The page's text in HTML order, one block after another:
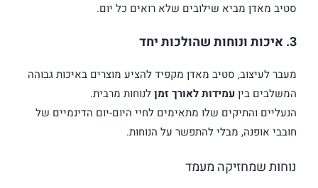
סטיב מאדן מביא שילובים שלא רואים כל יום.
3. איכות ונוחות שהולכות יחד
מעבר לעיצוב, סטיב מאדן מקפיד להציע מוצרים באיכות גבוהה
המשלבים ביןעמידות לאורך זמןלנוחות מרבית.
הנעליים והתיקים שלו מתאימים לחיי היום-יום הדינמיים של
חובבי אופנה, מבלי להתפשר על הנוחות.
נוחות שמחזיקה מעמד